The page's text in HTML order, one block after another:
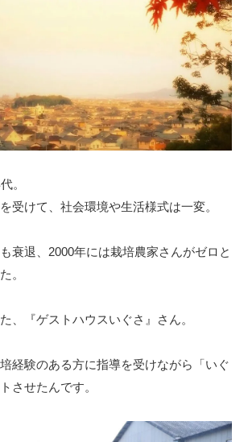
。
受けて、社会環境や生活様式は一変。
衰退、2000年には栽培農家さんがゼロと
。
、『ゲストハウスいぐさ』さん。
経験のある方に指導を受けながら「いぐ
させたんです。